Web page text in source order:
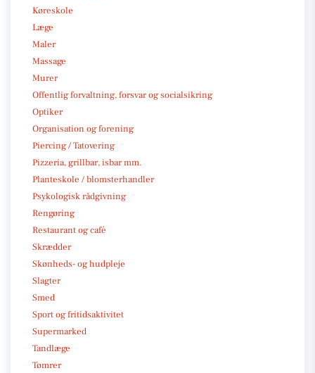
Køreskole
Læge
Maler
Massage
Murer
Offentlig forvaltning, forsvar og socialsikring
Optiker
Organisation og forening
Piercing / Tatovering
Pizzeria, grillbar, isbar mm.
Planteskole / blomsterhandler
Psykologisk rådgivning
Rengøring
Restaurant og café
Skrædder
Skønheds- og hudpleje
Slagter
Smed
Sport og fritidsaktivitet
Supermarked
Tandlæge
Tømrer